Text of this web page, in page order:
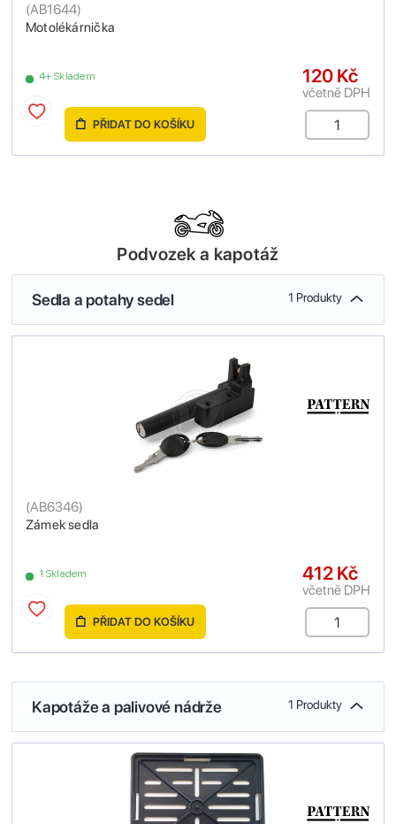
Motolékárnička
(AB1644)
4+ Skladem 120 Kč
včetně DPH
PŘIDAT DO KOŠÍKU
Podvozek a kapotáž
Sedla a potahy sedel 1 Produkty
Zámek sedla
(AB6346)
1 Skladem 412 Kč
včetně DPH
PŘIDAT DO KOŠÍKU
Kapotáže a palivové nádrže 1 Produkty